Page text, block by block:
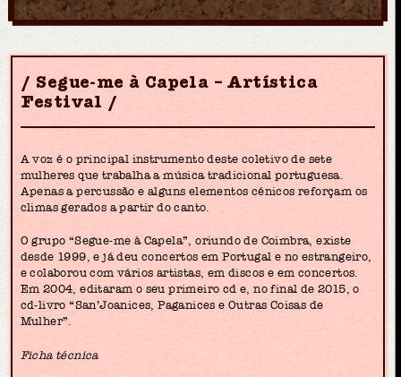
Segue-me à Capela – Artística
Festival
A voz é o principal instrumento deste coletivo de sete
mulheres que trabalha a música tradicional portuguesa.
Apenas a percussão e alguns elementos cénicos reforçam os
climas gerados a partir do canto.
O grupo “Segue-me à Capela”, oriundo de Coimbra, existe
desde 1999, e já deu concertos em Portugal e no estrangeiro,
e colaborou com vários artistas, em discos e em concertos.
Em 2004, editaram o seu primeiro cd e, no final de 2015, o
cd-livro “San’Joanices, Paganices e Outras Coisas de
Mulher”.
Ficha técnica